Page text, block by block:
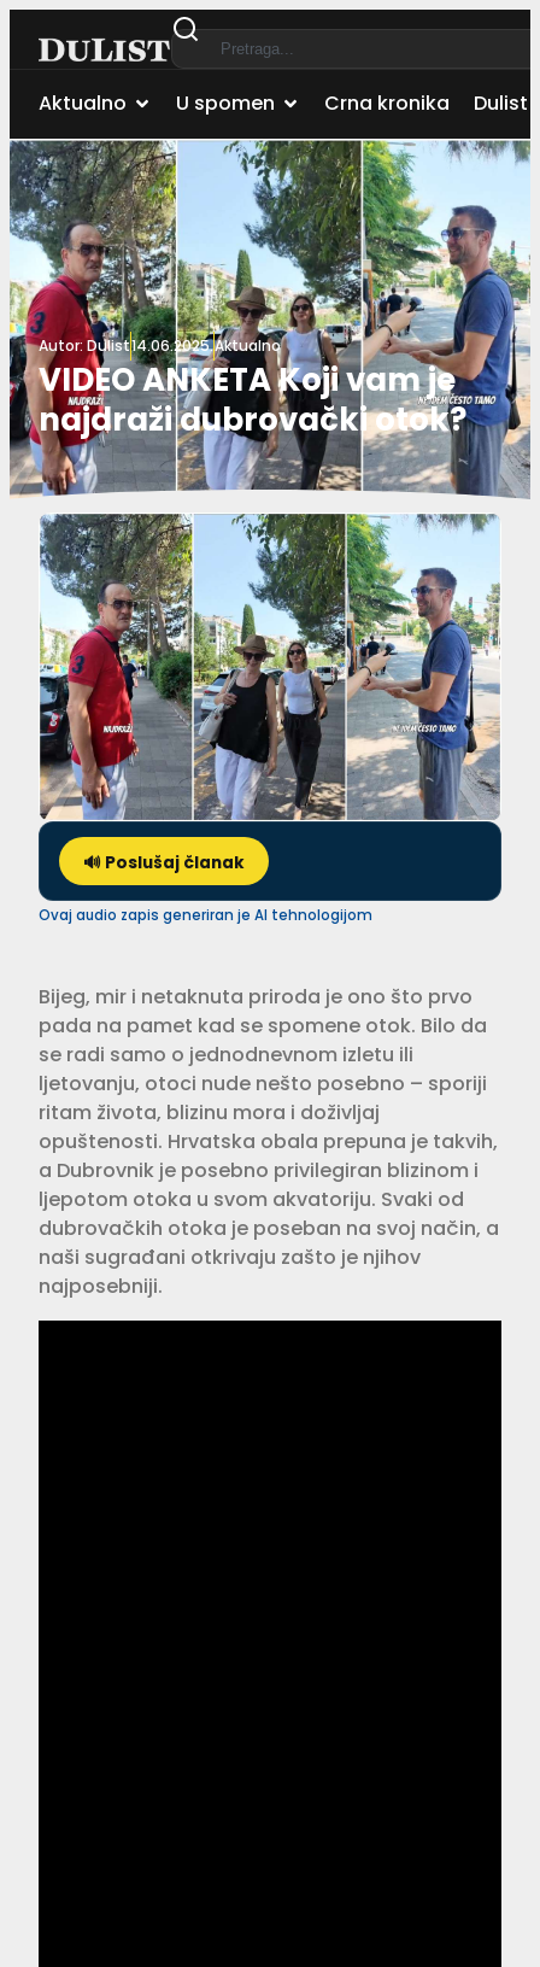
Aktualno U spomen Crna kronika Dulist
Autor:Dulist14.06.2025.Aktualno
VIDEO ANKETA Koji vam je
najdraži dubrovački otok?
🔊 Poslušaj članak
Ovaj audio zapis generiran je AI tehnologijom
Bijeg, mir i netaknuta priroda je ono što prvo
pada na pamet kad se spomene otok. Bilo da
se radi samo o jednodnevnom izletu ili
ljetovanju, otoci nude nešto posebno – sporiji
ritam života, blizinu mora i doživljaj
opuštenosti. Hrvatska obala prepuna je takvih,
a Dubrovnik je posebno privilegiran blizinom i
ljepotom otoka u svom akvatoriju. Svaki od
dubrovačkih otoka je poseban na svoj način, a
naši sugrađani otkrivaju zašto je njihov
najposebniji.